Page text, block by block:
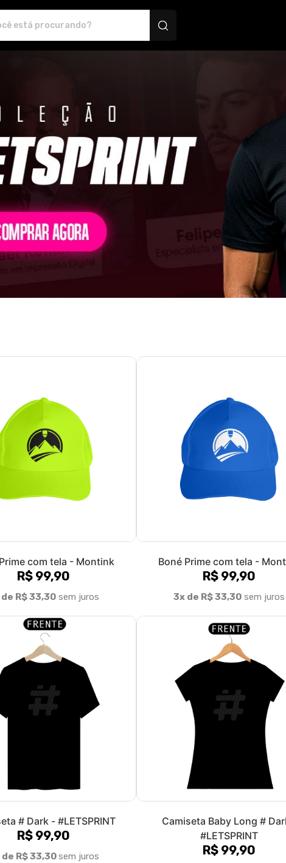
Montink - Camisetas e produtos personalizados
com tela - Montink
R$ 99,90
R$ 33,30 sem juros
Boné Prime com tela -
R$ 99,90
3x de R$ 33,30 sem juros
# Dark - #LETSPRINT
R$ 99,90
R$ 33,30sem juros
Camiseta Baby Long #
#LETSPRINT
R$ 99,90